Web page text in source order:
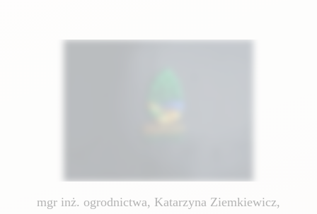
mgr inż. ogrodnictwa, Katarzyna Ziemkiewicz,